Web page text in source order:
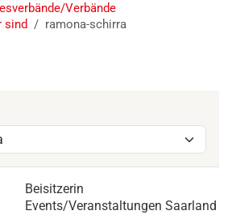
Verbände
sind ramona-schirra
Beisitzerin
Events/Veranstaltungen Saarland